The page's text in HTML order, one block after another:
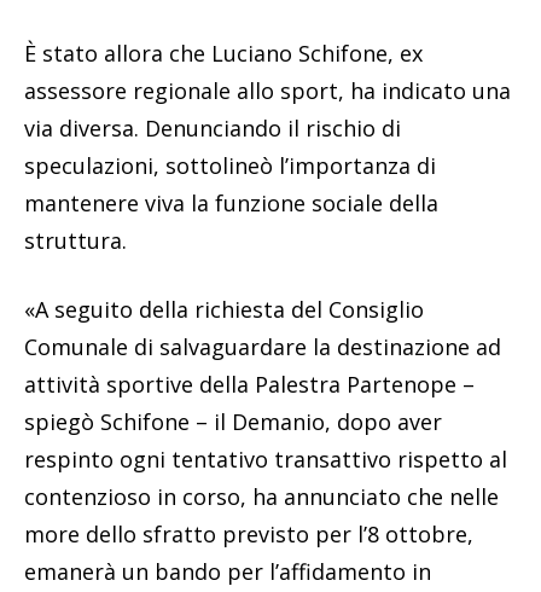
È stato allora che Luciano Schifone, ex
assessore regionale allo sport, ha indicato una
via diversa. Denunciando il rischio di
speculazioni, sottolineò l’importanza di
mantenere viva la funzione sociale della
struttura.
«A seguito della richiesta del Consiglio
Comunale di salvaguardare la destinazione ad
attività sportive della Palestra Partenope –
spiegò Schifone – il Demanio, dopo aver
respinto ogni tentativo transattivo rispetto al
contenzioso in corso, ha annunciato che nelle
more dello sfratto previsto per l’8 ottobre,
emanerà un bando per l’affidamento in